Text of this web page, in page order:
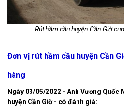
Rút hầm cầu huyện Cần Giờ
Đơn vị rút hầm cầu huyện Cần
hàng
Ngày 03/05/2022 - Anh Vương Quốc
huyện Cần Giờ - có đánh giá: